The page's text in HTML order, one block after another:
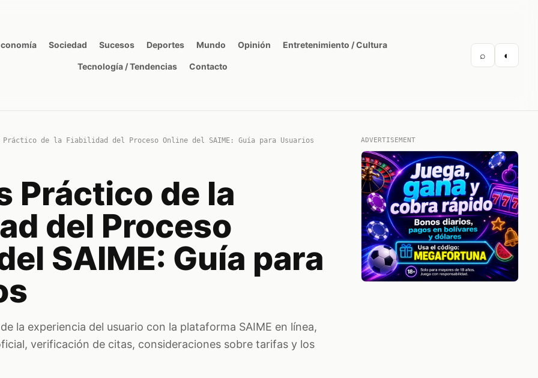
Sociedad Sucesos Deportes Mundo Opinión Entretenimiento / Cultura
Tecnología / Tendencias Contacto
⌕ ◐
de la Fiabilidad del Proceso Online del SAIME: Guía para Usuarios
Práctico de la
del Proceso
SAIME: Guía para
la experiencia del usuario con la plataforma SAIME en línea,
verificación de citas, consideraciones sobre tarifas y los
ADVERTISEMENT